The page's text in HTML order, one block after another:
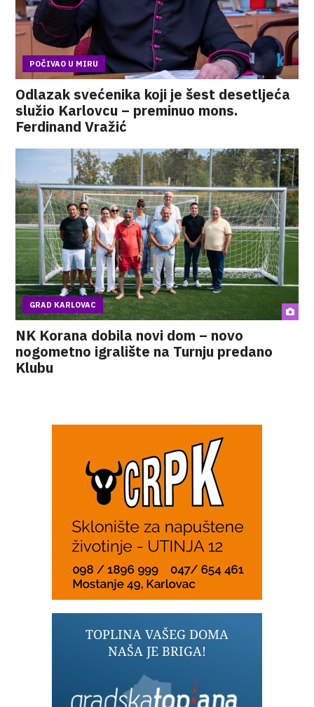
POČIVAO U MIRU
Odlazak svećenika koji je šest desetljeća
služio Karlovcu – preminuo mons.
Ferdinand Vražić
GRAD KARLOVAC
NK Korana dobila novi dom – novo
nogometno igralište na Turnju predano
Klubu